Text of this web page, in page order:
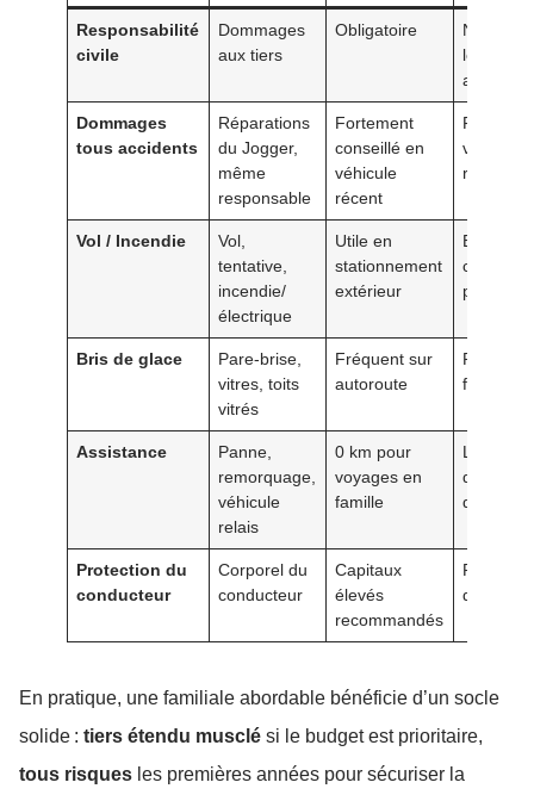
Responsabilité
civile
Dommages
aux tiers
Obligatoire
Ne
le
assuré
Dommages
tous accidents
Réparations
du Jogger,
même
responsable
Fortement
conseillé en
véhicule
récent
valeur de
Vol / Incendie
Vol,
tentative,
incendie/
électrique
Utile en
stationnement
extérieur
clés non
Bris de glace
Pare-brise,
vitres, toits
vitrés
Fréquent sur
autoroute
Réseau
franchise
Assistance
Panne,
remorquage,
véhicule
relais
0 km pour
voyages en
famille
Limites
distance
durée
Protection du
conducteur
Corporel du
conducteur
Capitaux
élevés
recommandés
Plafonds
En pratique, une familiale abordable bénéficie d’un socle
solide : tiers étendu musclé si le budget est prioritaire,
tous risques les premières années pour sécuriser la